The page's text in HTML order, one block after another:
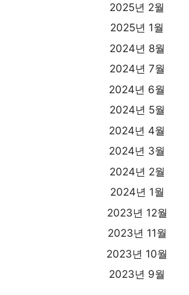
2025년 2월
2025년 1월
2024년 8월
2024년 7월
2024년 6월
2024년 5월
2024년 4월
2024년 3월
2024년 2월
2024년 1월
2023년 12월
2023년 11월
2023년 10월
2023년 9월